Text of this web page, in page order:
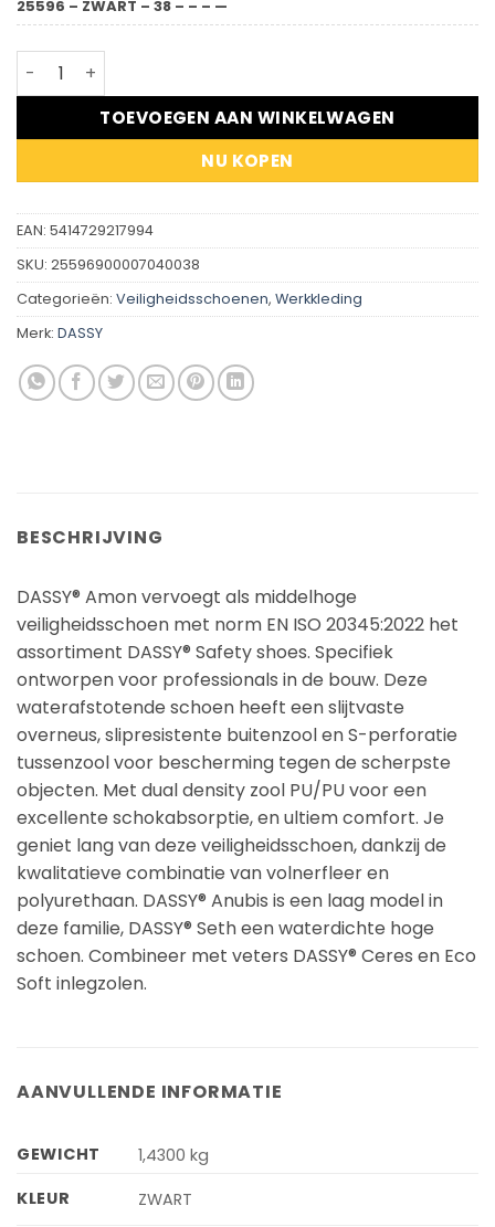
25596 – ZWART – 38 – – – —
DASSY® Amon S3S FO SC SR ESD - Halfhoge
TOEVOEGEN AAN WINKELWAGEN
NU KOPEN
EAN: 5414729217994
SKU: 25596900007040038
Categorieën: Veiligheidsschoenen, Werkkleding
Merk: DASSY
BESCHRIJVING
DASSY® Amon vervoegt als middelhoge
veiligheidsschoen met norm EN ISO 20345:2022 het
assortiment DASSY® Safety shoes. Specifiek
ontworpen voor professionals in de bouw. Deze
waterafstotende schoen heeft een slijtvaste
overneus, slipresistente buitenzool en S-perforatie
tussenzool voor bescherming tegen de scherpste
objecten. Met dual density zool PU/PU voor een
excellente schokabsorptie, en ultiem comfort. Je
geniet lang van deze veiligheidsschoen, dankzij de
kwalitatieve combinatie van volnerfleer en
polyurethaan. DASSY® Anubis is een laag model in
deze familie, DASSY® Seth een waterdichte hoge
schoen. Combineer met veters DASSY® Ceres en Eco
Soft inlegzolen.
AANVULLENDE INFORMATIE
GEWICHT
1,4300 kg
KLEUR
ZWART